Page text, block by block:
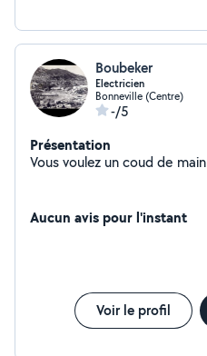
Boubeker
Electricien
Bonneville (Centre)
-/5
Présentation
Vous voulez un coud de main
Aucun avis pour l'instant
Voir le profil